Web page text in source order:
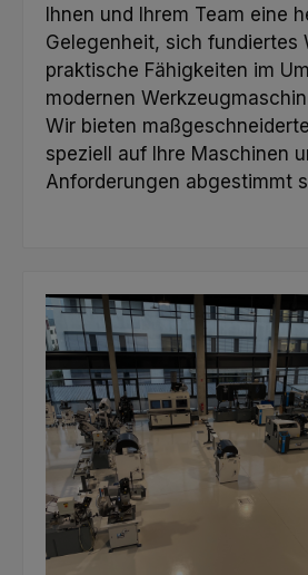
Ihnen und Ihrem Team eine
Gelegenheit, sich fundiertes
praktische Fähigkeiten im
modernen
Wir bieten
speziell auf Ihre Maschinen
Anforderungen abgestimmt